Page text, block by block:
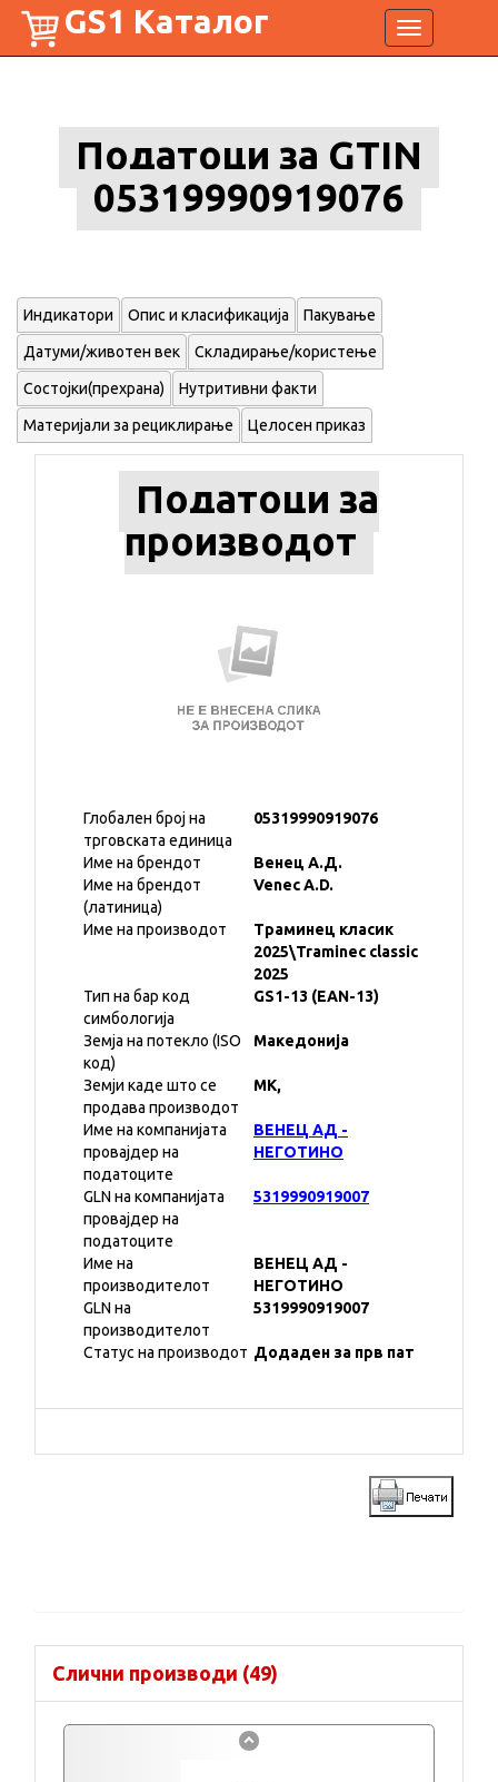
Toggle
navigation
GS1 Каталог
Податоци за GTIN
05319990919076
Индикатори Опис и класификација Пакување
Датуми/животен век Складирање/користење
Состојки(прехрана) Нутритивни факти
Материјали за рециклирање Целосен приказ
Податоци за
производот
Глобален број на
трговската единица
05319990919076
Име на брендот
Венец А.Д.
Име на брендот
(латиница)
Venec A.D.
Име на производот
Траминец класик
2025\Traminec classic
2025
Тип на бар код
симбологија
GS1-13 (EAN-13)
Земја на потекло (ISO
код)
Македонија
Земји каде што се
продава производот
MK,
Име на компанијата
провајдер на
податоците
ВЕНЕЦ АД -
НЕГОТИНО
GLN на компанијата
провајдер на
податоците
5319990919007
Име на
производителот
ВЕНЕЦ АД -
НЕГОТИНО
GLN на
производителот
5319990919007
Статус на производот Додаден за прв пат
Слични производи (49)